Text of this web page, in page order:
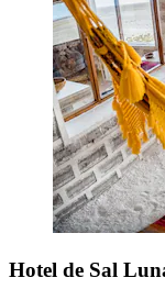
Hotel de Sal